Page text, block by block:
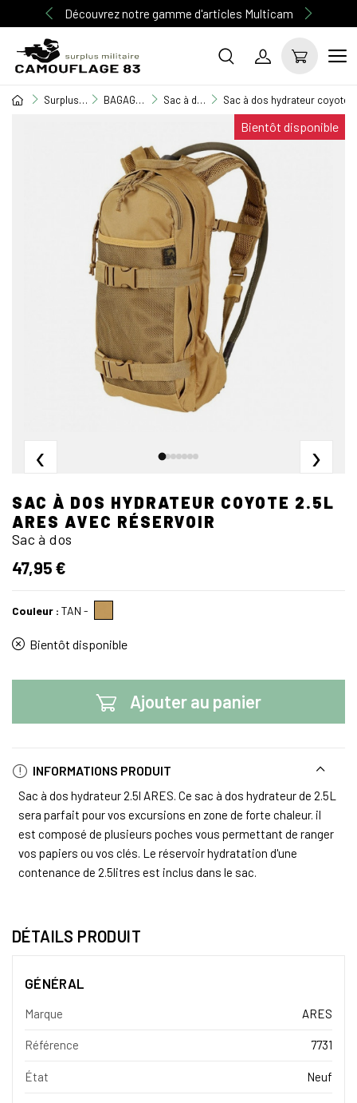
Découvrez notre gamme d'articles Multicam
Surplus Militaire BAGAGERIE MILITAIRE Sac à dos Sac à dos hydrateur coyote
‹ ›
Bientôt disponible
SAC À DOS HYDRATEUR COYOTE 2.5L
ARES AVEC RÉSERVOIR
Sac à dos
47,95 €
Couleur : TAN -
Bientôt disponible
Ajouter au panier
INFORMATIONS PRODUIT
Sac à dos hydrateur 2.5l ARES. Ce sac à dos hydrateur de 2.5L
sera parfait pour vos excursions en zone de forte chaleur. il
est composé de plusieurs poches vous permettant de ranger
vos papiers ou vos clés. Le réservoir hydratation d'une
contenance de 2.5litres est inclus dans le sac.
DÉTAILS PRODUIT
GÉNÉRAL
Marque ARES
Référence 7731
État Neuf